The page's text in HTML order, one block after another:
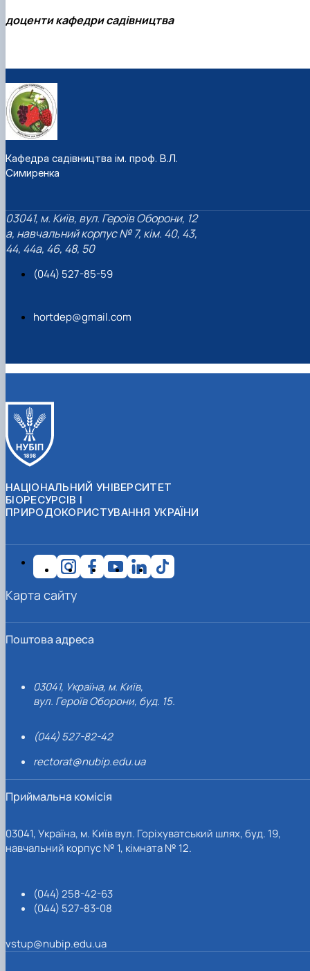
доценти кафедри садівництва
Кафедра садівництва ім. проф. В.Л.
Симиренка
03041, м. Київ, вул. Героїв Оборони, 12
а, навчальний корпус № 7, кім. 40, 43,
44, 44а, 46, 48, 50
(044) 527-85-59
hortdep@gmail.com
НАЦІОНАЛЬНИЙ УНІВЕРСИТЕТ
БІОРЕСУРСІВ І
ПРИРОДОКОРИСТУВАННЯ УКРАЇНИ
Поштова адреса
03041, Україна, м. Київ,
вул. Героїв Оборони, буд. 15.
(044) 527-82-42
rectorat@nubip.edu.ua
Приймальна комісія
03041, Україна, м. Київ вул. Горіхуватський шлях, буд. 19,
навчальний корпус № 1, кімната № 12.
(044) 258-42-63
(044) 527-83-08
vstup@nubip.edu.ua
Карта сайту